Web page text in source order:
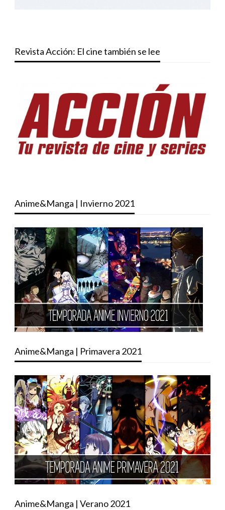
Revista Acción: El cine también se lee
Anime&Manga | Invierno 2021
Anime&Manga | Primavera 2021
Anime&Manga | Verano 2021